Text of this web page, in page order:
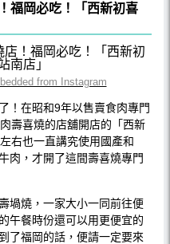
福岡必吃！「西新初喜
from Instagram
！在昭和9年以售賣食肉專門
壽喜燒的店舖開店的「西新
右也一直講究使用國產和
肉，才開了這間壽喜燒專門
堝燒，一家大小一同前往便
午餐時份還可以用更便宜的
了福岡的話，便請一定要來